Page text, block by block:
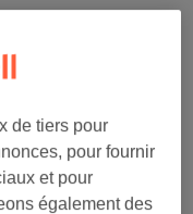
prestations
à partir de 29,75 €
de tiers pour
pour fournir
et pour
également des